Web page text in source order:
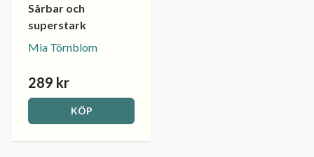
Sårbar och
superstark
Mia Törnblom
289 kr
KÖP